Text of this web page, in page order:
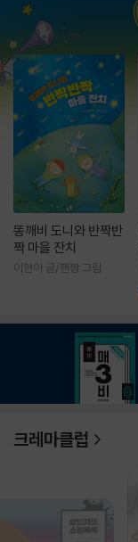
똥깨비 도니와 반짝반
짝 마을 잔치
이현아 글/핸짱 그림
크레마클럽